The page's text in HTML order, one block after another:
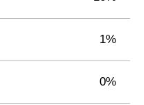
1%
0%